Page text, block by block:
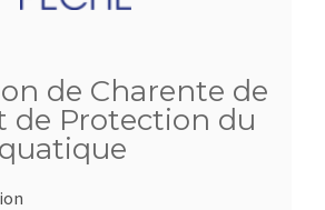
de Charente de
de Protection du